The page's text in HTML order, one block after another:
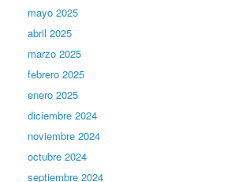
mayo 2025
abril 2025
marzo 2025
febrero 2025
enero 2025
diciembre 2024
noviembre 2024
octubre 2024
septiembre 2024